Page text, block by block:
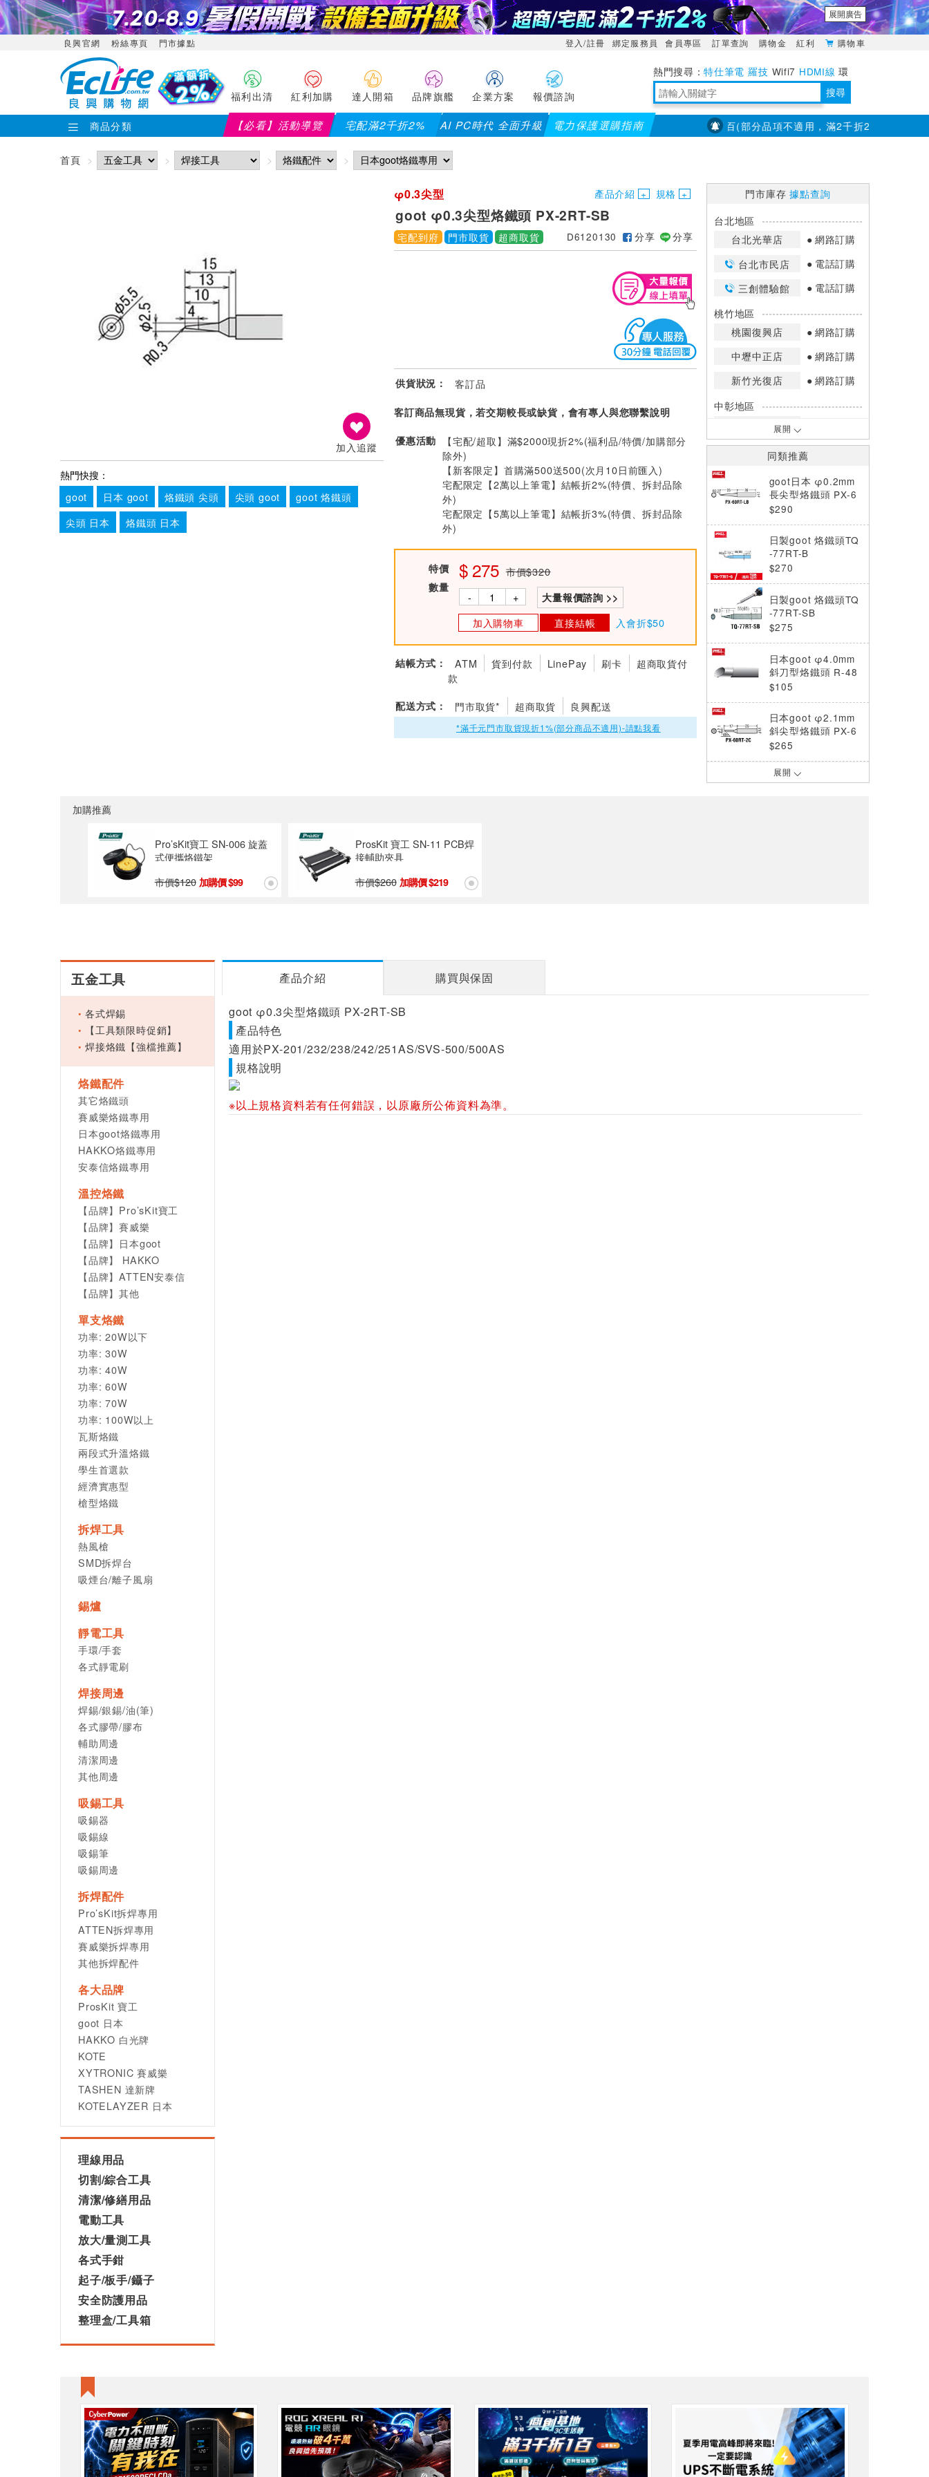
展開廣告
良興官網 粉絲專頁 門市據點 登入/註冊 綁定服務員 會員專區 訂單查詢 購物金 紅利 購物車
福利出清 紅利加購 達人開箱 品牌旗艦 企業方案 報價諮詢
特仕筆電 羅技 Wifi7 HDMI線 環
境量測 明緯POWER 搜尋
商品分類 【必看】活動導覽 宅配滿2千折2% AI PC時代 全面升級 電力保護選購指南
【PX大通】全館滿千折百(部分品項不適用，滿2千折200...)
首頁
加入追蹤
熱門快搜：
goot
日本 goot 烙鐵頭 尖頭 尖頭 goot
goot 烙鐵頭
尖頭 日本
烙鐵頭 日本
φ0.3尖型 產品介紹 規格
goot φ0.3尖型烙鐵頭 PX-2RT-SB
宅配到府 門市取貨 超商取貨 D6120130 分享 分享
供貨狀況： 客訂品
客訂商品無現貨，若交期較長或缺貨，會有專人與您聯繫說明
優惠活動
【宅配/超取】滿$2000現折2%(福利品/特價/加購部分
除外)
【新客限定】首購滿500送500(次月10日前匯入)
宅配限定【2萬以上筆電】結帳折2%(特價、拆封品除
外)
宅配限定【5萬以上筆電】結帳折3%(特價、拆封品除
外)
特價 275 市價$320
數量
- + 大量報價諮詢 >>
加入購物車 直接結帳 入會折$50
結帳方式： ATM 貨到付款 LinePay 刷卡
超商取貨付
款
配送方式： 門市取貨* 超商取貨 良興配送
*滿千元門市取貨現折1%(部分商品不適用)-請點我看
門市庫存據點查詢
台北地區
台北光華店
網路訂購
台北市民店
電話訂購
三創體驗館
電話訂購
桃竹地區
桃園復興店
網路訂購
中壢中正店
網路訂購
新竹光復店
網路訂購
中彰地區
台中英才店
嘉南地區
高雄鳳山店
網路訂購
(1~2)、現貨充足(3以上)。
*門市庫存以店內實際數量為準，可使
用專人服務或撥打門市電話洽詢。
展開
同類推薦
goot日本 φ0.2mm
長尖型烙鐵頭 PX-6
0RT-LB
$290
日製goot 烙鐵頭TQ
-77RT-B
$270
日製goot 烙鐵頭TQ
-77RT-SB
$275
日本goot φ4.0mm
斜刀型烙鐵頭 R-48
C
$105
日本goot φ2.1mm
斜尖型烙鐵頭 PX-6
0RT-2C
$265
日製goot 特尖頭烙
展開
加購推薦
Pro’sKit寶工 SN-006 旋蓋
式便攜烙鐵架
市價$120 99
ProsKit 寶工 SN-11 PCB焊
接輔助夾具
市價$260 219
五金工具
各式焊錫
【工具類限時促銷】
焊接烙鐵【強檔推薦】
烙鐵配件
其它烙鐵頭
賽威樂烙鐵專用
日本goot烙鐵專用
HAKKO烙鐵專用
安泰信烙鐵專用
溫控烙鐵
【品牌】Pro’sKit寶工
【品牌】賽威樂
【品牌】日本goot
【品牌】 HAKKO
【品牌】ATTEN安泰信
【品牌】其他
單支烙鐵
功率: 20W以下
功率: 30W
功率: 40W
功率: 60W
功率: 70W
功率: 100W以上
瓦斯烙鐵
兩段式升溫烙鐵
學生首選款
經濟實惠型
槍型烙鐵
拆焊工具
熱風槍
SMD拆焊台
吸煙台/離子風扇
錫爐
靜電工具
手環/手套
各式靜電刷
焊接周邊
焊錫/銀錫/油(筆)
各式膠帶/膠布
輔助周邊
清潔周邊
其他周邊
吸錫工具
吸錫器
吸錫線
吸錫筆
吸錫周邊
拆焊配件
Pro’sKit拆焊專用
ATTEN拆焊專用
賽威樂拆焊專用
其他拆焊配件
各大品牌
ProsKit 寶工
goot 日本
HAKKO 白光牌
KOTE
XYTRONIC 賽威樂
TASHEN 達新牌
KOTELAYZER 日本
理線用品
切割/綜合工具
清潔/修繕用品
電動工具
放大/量測工具
各式手鉗
起子/板手/鑷子
安全防護用品
整理盒/工具箱
產品介紹 購買與保固
goot φ0.3尖型烙鐵頭 PX-2RT-SB
產品特色
適用於PX-201/232/238/242/251AS/SVS-500/500AS
規格說明
※以上規格資料若有任何錯誤，以原廠所公佈資料為準。